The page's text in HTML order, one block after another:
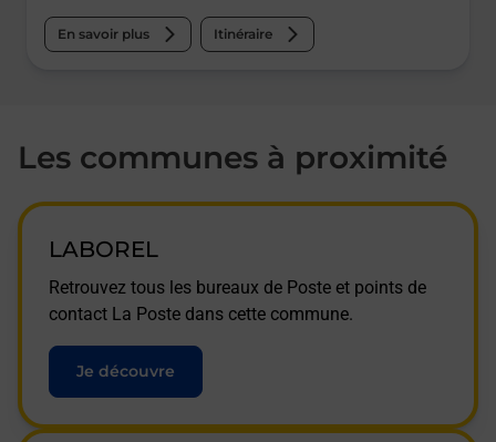
En savoir plus Itinéraire
Les communes à proximité
LABOREL
Retrouvez tous les bureaux de Poste et points de
contact La Poste dans cette commune.
Je découvre